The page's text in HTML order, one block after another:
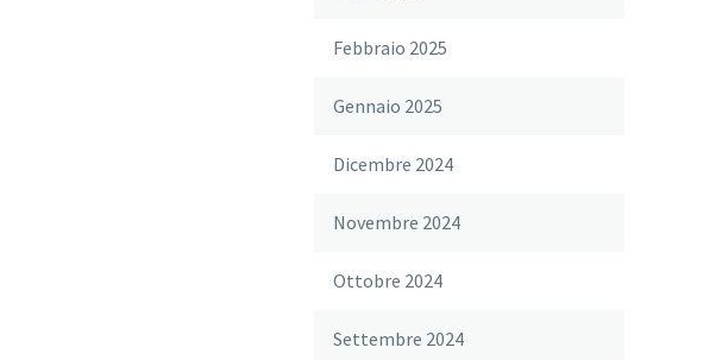
Febbraio 2025
Gennaio 2025
Dicembre 2024
Novembre 2024
Ottobre 2024
Settembre 2024